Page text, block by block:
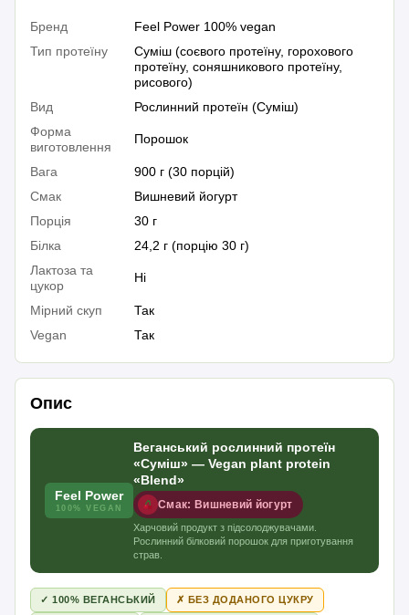
Бренд
Feel Power 100% vegan
Тип протеїну
Суміш (соєвого протеїну, горохового
протеїну, соняшникового протеїну,
рисового)
Вид
Рослинний протеїн (Суміш)
Форма
виготовлення
Порошок
Вага
900 г (30 порцій)
Смак
Вишневий йогурт
Порція
30 г
Білка
24,2 г (порцію 30 г)
Лактоза та
цукор
Ні
Мірний скуп
Так
Vegan
Так
Опис
Feel Power
100% VEGAN
Веганський рослинний протеїн
«Суміш» — Vegan plant protein
«Blend»
Смак: Вишневий йогурт
Харчовий продукт з підсолоджувачами.
Рослинний білковий порошок для приготування
страв.
✓ 100% ВЕГАНСЬКИЙ ✗ БЕЗ ДОДАНОГО ЦУКРУ